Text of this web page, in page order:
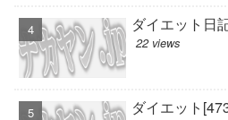
ダイエット日
22 views
ダイエット